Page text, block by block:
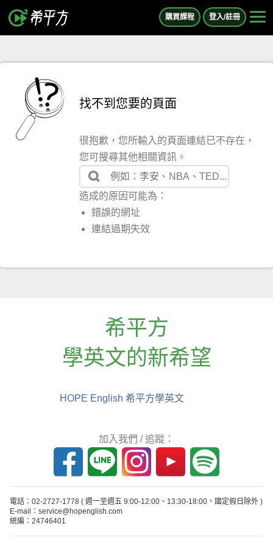
購買課程 登入/註冊
找不到您要的頁面
很抱歉，您所輸入的頁面連結已不存在，
您可搜尋其他相關資訊。
造成的原因可能為：
錯誤的網址
連結過期失效
希平方
學英文的新希望
HOPE English 希平方學英文
加入我們 / 追蹤：
電話：02-2727-1778 ( 週一至週五 9:00-12:00、13:30-18:00，國定假日除外 )
E-mail：service@hopenglish.com
統編：24746401